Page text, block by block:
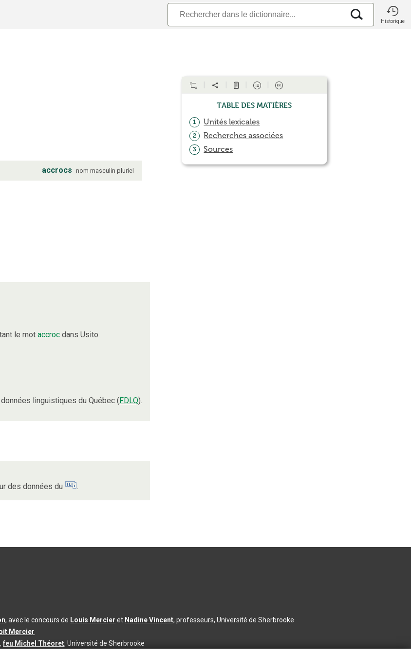
Historique
accrocs nom masculin pluriel
le mot accrocdans Usito.
linguistiques du Québec (FDLQ).
des données du
.
Table des matières
1 Unités lexicales
2 Recherches associées
3 Sources
, avec le concours de Louis Mercier et Nadine Vincent, professeurs, Université de Sherbrooke
Mercier
feu Michel Théoret, Université de Sherbrooke